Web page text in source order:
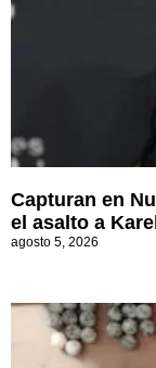
Capturan en
el asalto a
agosto 5, 2026